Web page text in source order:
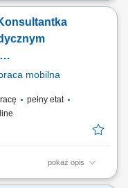
Budować relacje –
na „jedną transakcję”
ortopeda)
mobilna
pełny etat
pokaż opis
pracy w różnych